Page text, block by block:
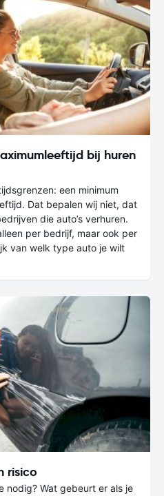
bij huren
een minimum
Dat bepalen wij niet, dat
die auto’s verhuren.
per bedrijf, maar ook per
van welk type auto je wilt
risico
nodig? Wat gebeurt er als je